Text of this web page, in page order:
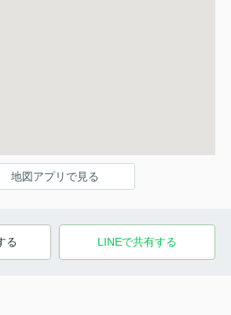
地図アプリで見る
る LINEで共有する